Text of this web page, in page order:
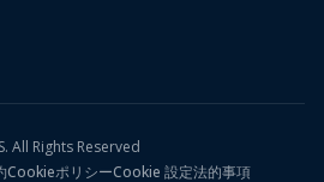
All Rights Reserved
CookieポリシーCookie 設定法的事項